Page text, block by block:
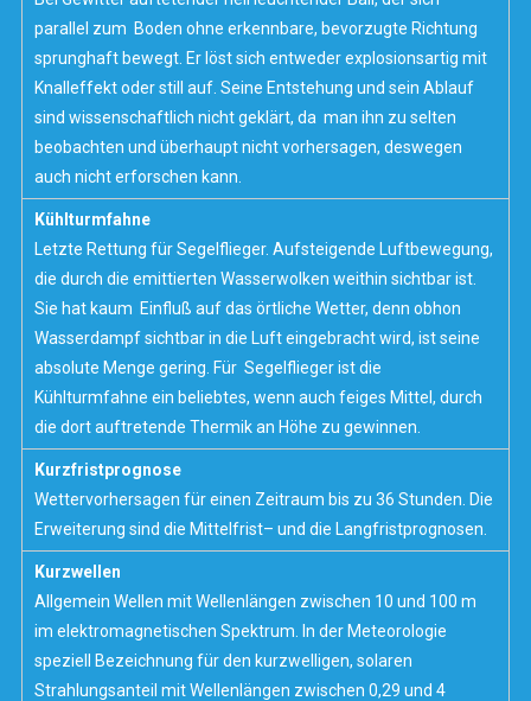
parallel zum Boden ohne erkennbare, bevorzugte Richtung
sprunghaft bewegt. Er löst sich entweder explosionsartig mit
Knalleffekt oder still auf. Seine Entstehung und sein Ablauf
sind wissenschaftlich nicht geklärt, da man ihn zu selten
beobachten und überhaupt nicht vorhersagen, deswegen
auch nicht erforschen kann.
Kühlturmfahne
Letzte Rettung für Segelflieger. Aufsteigende Luftbewegung,
die durch die emittierten Wasserwolken weithin sichtbar ist.
Sie hat kaum Einfluß auf das örtliche Wetter, denn obhon
Wasserdampf sichtbar in die Luft eingebracht wird, ist seine
absolute Menge gering. Für Segelflieger ist die
Kühlturmfahne ein beliebtes, wenn auch feiges Mittel, durch
die dort auftretende Thermik an Höhe zu gewinnen.
Kurzfristprognose
Wettervorhersagen für einen Zeitraum bis zu 36 Stunden. Die
Erweiterung sind die Mittelfrist– und die Langfristprognosen
Kurzwellen
Allgemein Wellen mit Wellenlängen zwischen 10 und 100 m
im elektromagnetischen Spektrum. In der Meteorologie
speziell Bezeichnung für den kurzwelligen, solaren
Strahlungsanteil mit Wellenlängen zwischen 0,29 und 4